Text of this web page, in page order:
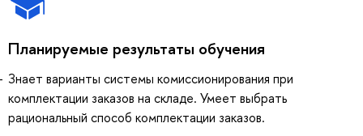
Планируемые результаты обучения
Знает варианты системы комиссионирования при
комплектации заказов на складе. Умеет выбрать
рациональный способ комплектации заказов.